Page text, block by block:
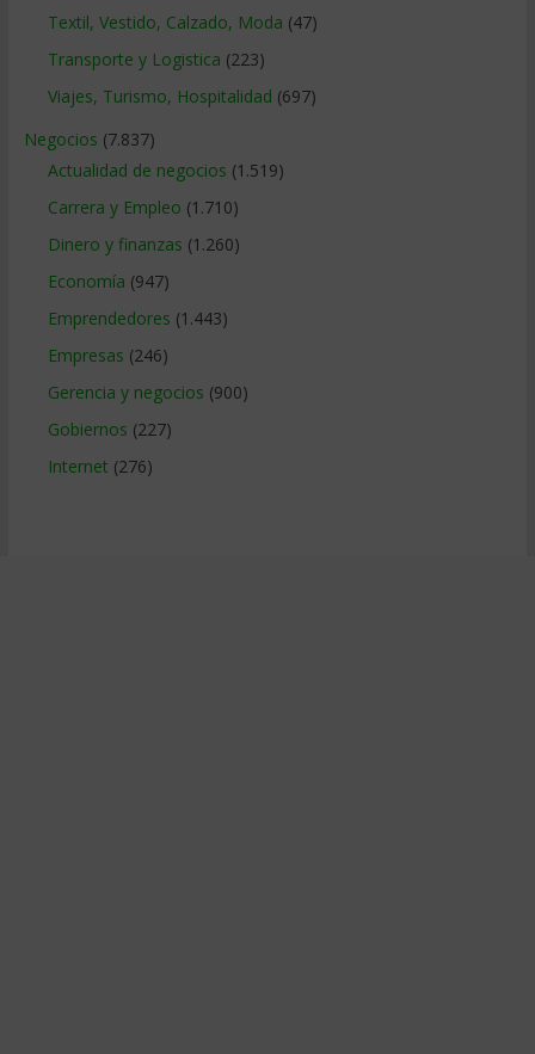
Textil, Vestido, Calzado, Moda (47)
Transporte y Logistica (223)
Viajes, Turismo, Hospitalidad (697)
Negocios (7.837)
Actualidad de negocios (1.519)
Carrera y Empleo (1.710)
Dinero y finanzas (1.260)
Economía (947)
Emprendedores (1.443)
Empresas (246)
Gerencia y negocios (900)
Gobiernos (227)
Internet (276)